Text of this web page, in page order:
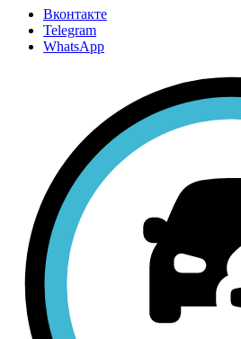
Вконтакте
Telegram
WhatsApp